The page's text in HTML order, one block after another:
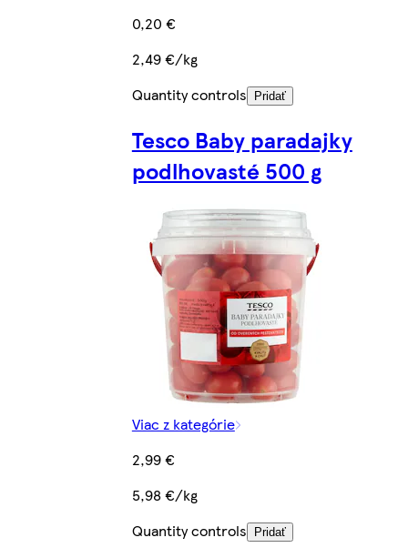
0,20 €
2,49 €/kg
Quantity controls
Pridať
Tesco Baby paradajky
podlhovasté 500 g
Viac z kategórie
2,99 €
5,98 €/kg
Quantity controls
Pridať